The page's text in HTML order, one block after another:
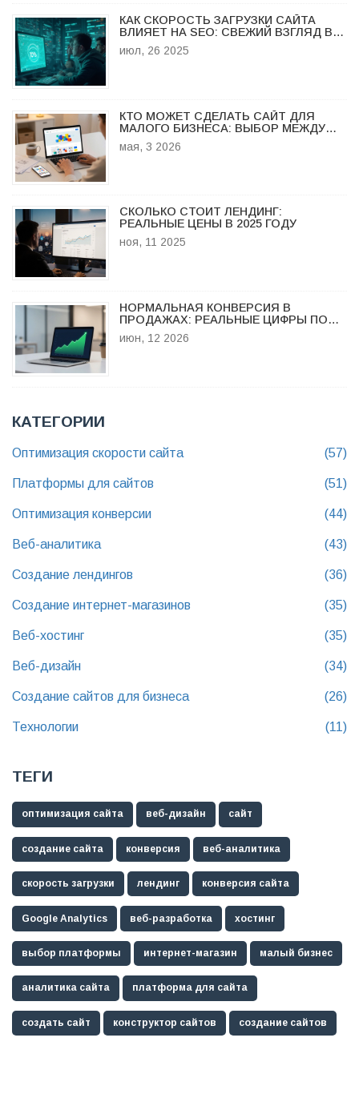
КАК СКОРОСТЬ ЗАГРУЗКИ САЙТА
ВЛИЯЕТ НА SEO: СВЕЖИЙ ВЗГЛЯД В
2025 ГОДУ
июл, 26 2025
КТО МОЖЕТ СДЕЛАТЬ САЙТ ДЛЯ
МАЛОГО БИЗНЕСА: ВЫБОР МЕЖДУ
КОНСТРУКТОРАМИ, ФРИЛАНСЕРАМИ И
СТУДИЯМИ
мая, 3 2026
СКОЛЬКО СТОИТ ЛЕНДИНГ:
РЕАЛЬНЫЕ ЦЕНЫ В 2025 ГОДУ
ноя, 11 2025
НОРМАЛЬНАЯ КОНВЕРСИЯ В
ПРОДАЖАХ: РЕАЛЬНЫЕ ЦИФРЫ ПО
НИШАМ И КАК ИХ ПОДНЯТЬ
июн, 12 2026
КАТЕГОРИИ
Оптимизация скорости сайта (57)
Платформы для сайтов (51)
Оптимизация конверсии (44)
Веб-аналитика (43)
Создание лендингов (36)
Создание интернет-магазинов (35)
Веб-хостинг (35)
Веб-дизайн (34)
Создание сайтов для бизнеса (26)
Технологии (11)
ТЕГИ
оптимизация сайта веб-дизайн сайт
создание сайта конверсия веб-аналитика
скорость загрузки лендинг конверсия сайта
Google Analytics веб-разработка хостинг
выбор платформы интернет-магазин малый бизнес
аналитика сайта платформа для сайта
создать сайт конструктор сайтов создание сайтов